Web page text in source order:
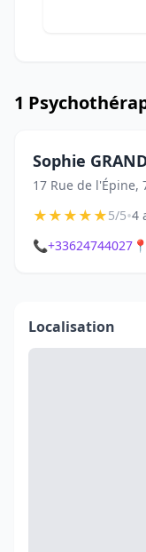
1
Sophie
17 Rue de l'Épine,
★★★★★5/5•4
📞+33624744027 📍
Localisation